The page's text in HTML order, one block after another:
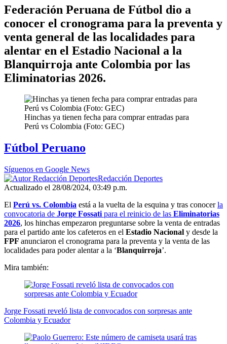
Federación Peruana de Fútbol dio a
conocer el cronograma para la preventa y
venta general de las localidades para
alentar en el Estadio Nacional a la
Blanquirroja ante Colombia por las
Eliminatorias 2026.
Hinchas ya tienen fecha para comprar entradas para
Perú vs Colombia (Foto: GEC)
Fútbol Peruano
Síguenos en Google News
Redacción Deportes
Actualizado el 28/08/2024, 03:49 p.m.
El Perú vs. Colombia está a la vuelta de la esquina y tras conocerla
convocatoria de Jorge Fossati para el reinicio de las Eliminatorias
2026, los hinchas empezaron preguntarse sobre la venta de entradas
para el partido ante los cafeteros en el Estadio Nacional y desde la
FPF anunciaron el cronograma para la preventa y la venta de las
localidades para poder alentar a la ‘Blanquirroja’.
Mira también:
Jorge Fossati reveló lista de convocados con sorpresas ante
Colombia y Ecuador